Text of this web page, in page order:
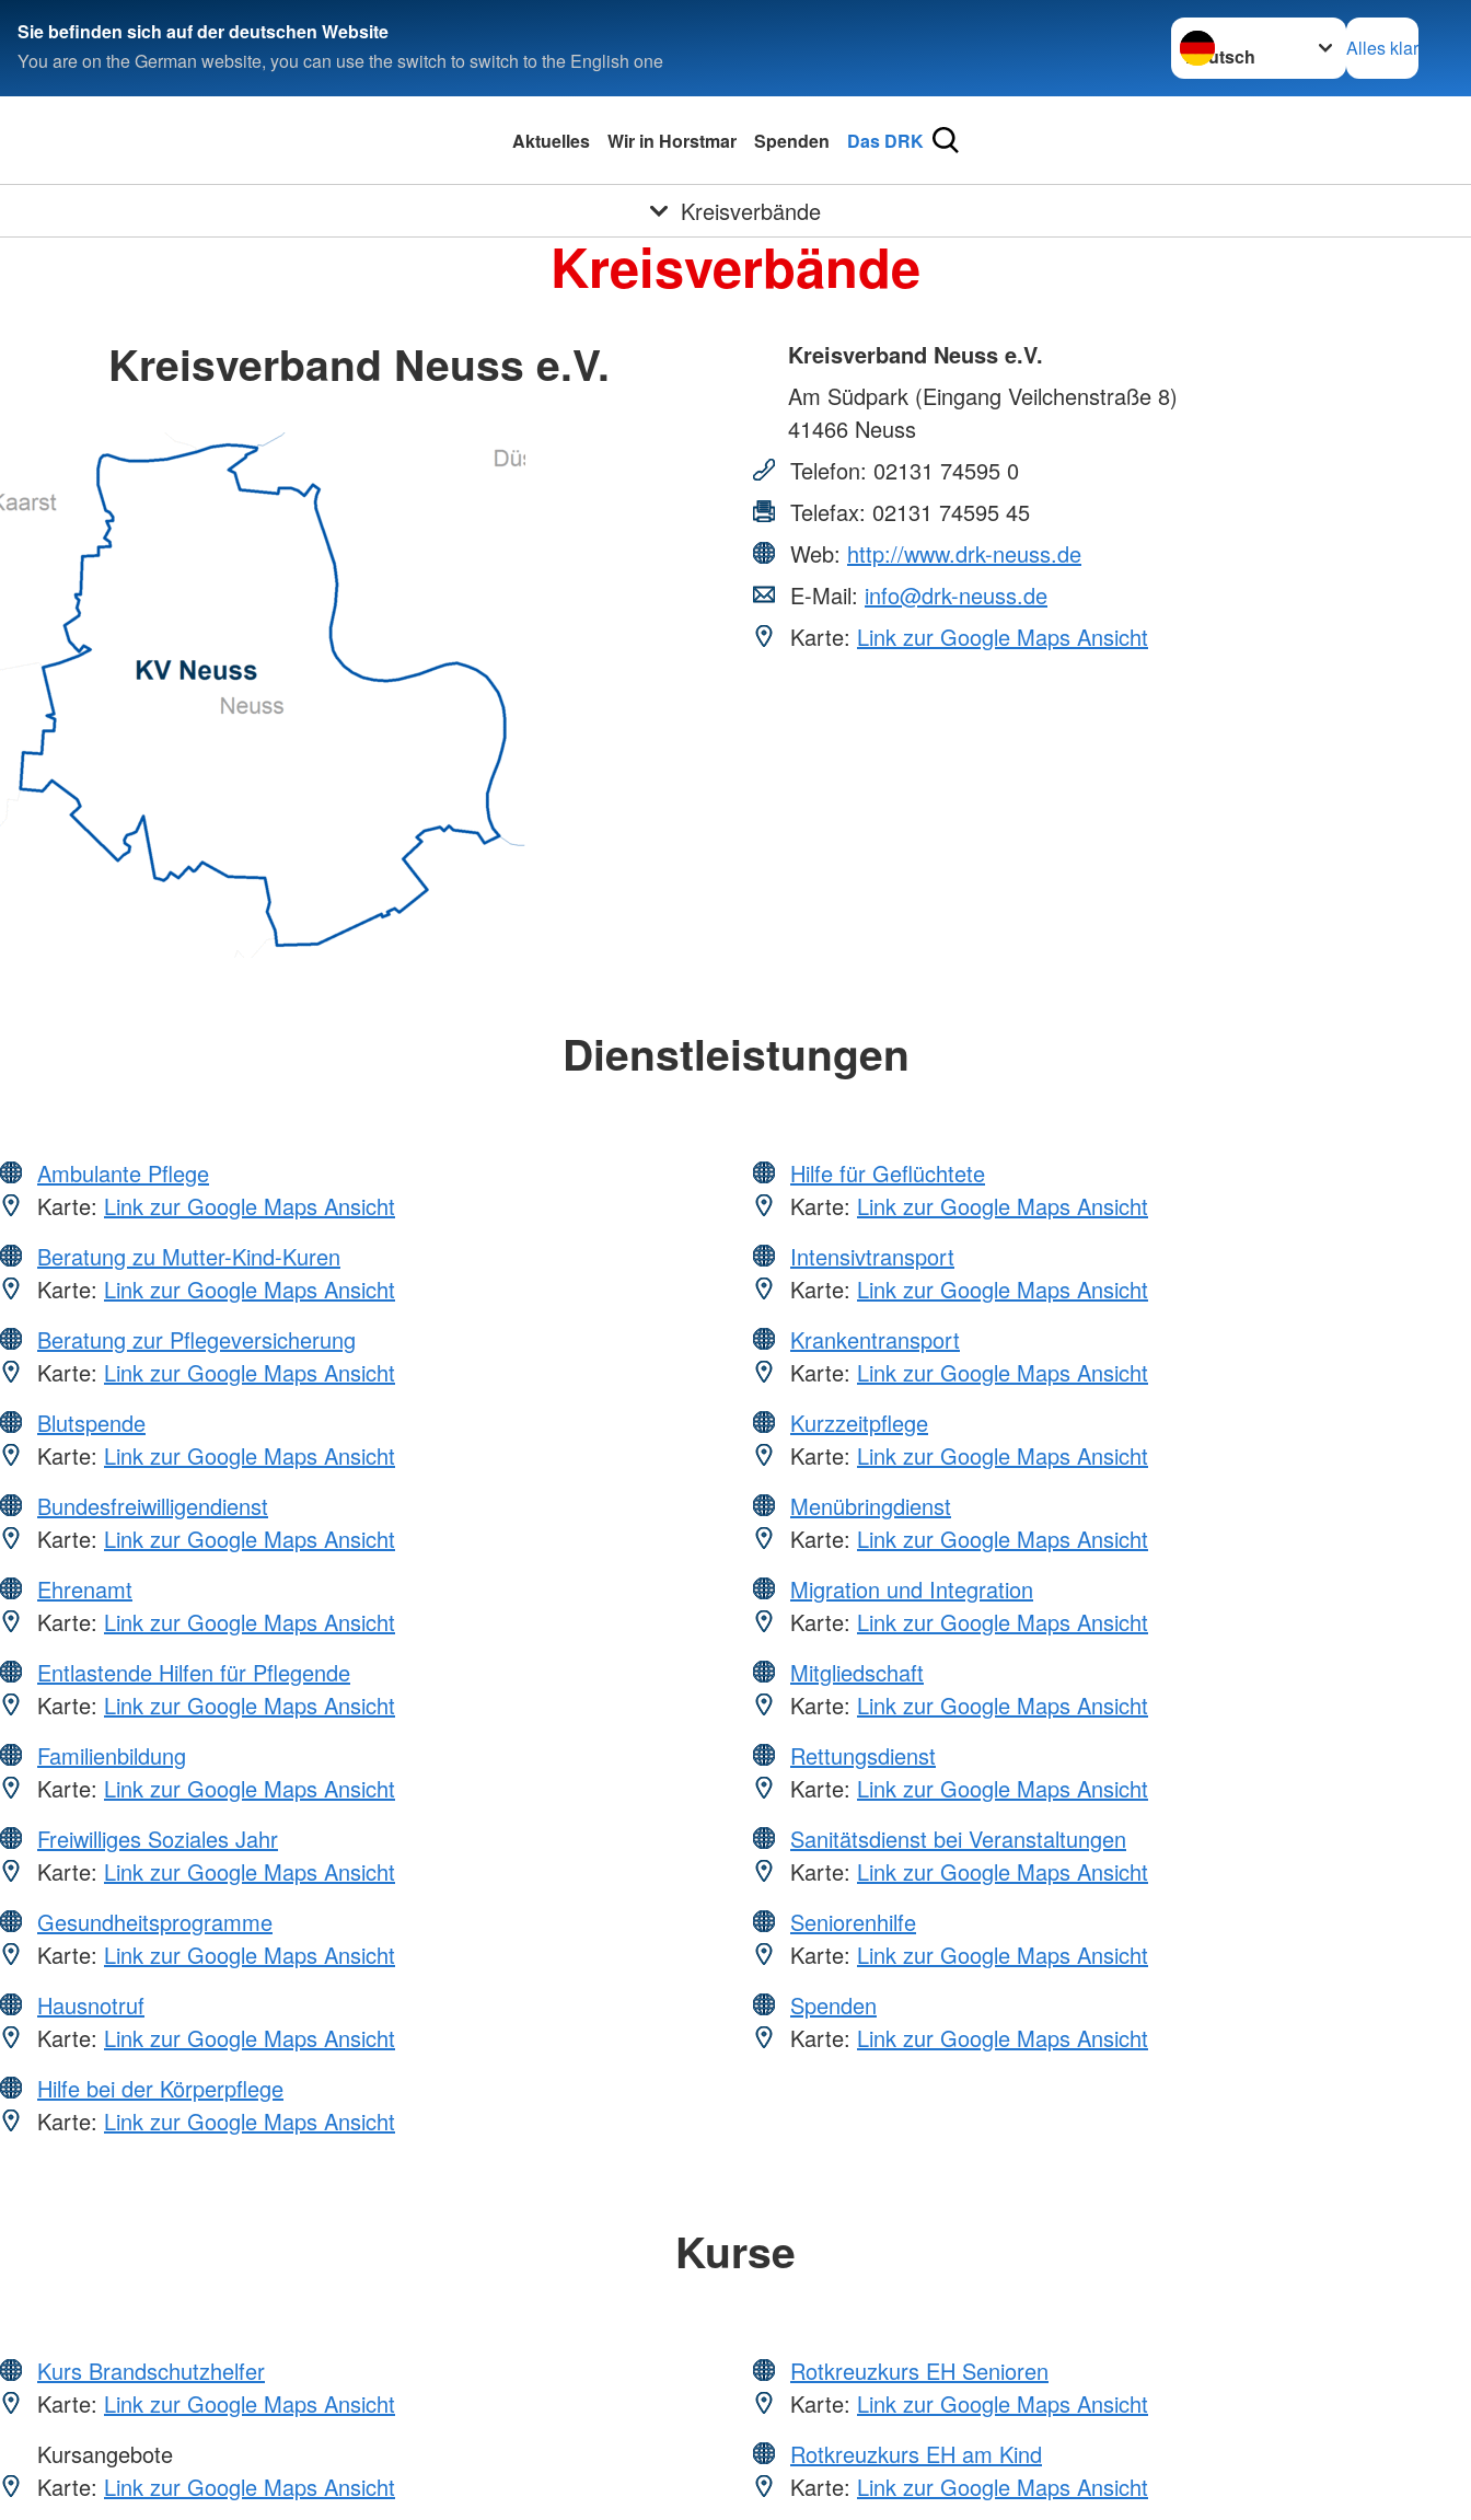
Sie befinden sich auf der deutschen Website
You are on the German website, you can use the switch to switch to the English one
Sprache wechseln zu
Alles klar
Aktuelles Wir in Horstmar Spenden Das DRK
Kreisverbände
Kreisverbände
Kreisverband Neuss e.V.
Kreisverband Neuss e.V.
Am Südpark (Eingang Veilchenstraße 8)
41466 Neuss
Telefon: 02131 74595 0
Telefax: 02131 74595 45
Web: http://www.drk-neuss.de
E-Mail: info@drk-neuss.de
Karte: Link zur Google Maps Ansicht
Dienstleistungen
Ambulante Pflege
Karte: Link zur Google Maps Ansicht
Beratung zu Mutter-Kind-Kuren
Karte: Link zur Google Maps Ansicht
Beratung zur Pflegeversicherung
Karte: Link zur Google Maps Ansicht
Blutspende
Karte: Link zur Google Maps Ansicht
Bundesfreiwilligendienst
Karte: Link zur Google Maps Ansicht
Ehrenamt
Karte: Link zur Google Maps Ansicht
Entlastende Hilfen für Pflegende
Karte: Link zur Google Maps Ansicht
Familienbildung
Karte: Link zur Google Maps Ansicht
Freiwilliges Soziales Jahr
Karte: Link zur Google Maps Ansicht
Gesundheitsprogramme
Karte: Link zur Google Maps Ansicht
Hausnotruf
Karte: Link zur Google Maps Ansicht
Hilfe bei der Körperpflege
Karte: Link zur Google Maps Ansicht
Hilfe für Geflüchtete
Karte: Link zur Google Maps Ansicht
Intensivtransport
Karte: Link zur Google Maps Ansicht
Krankentransport
Karte: Link zur Google Maps Ansicht
Kurzzeitpflege
Karte: Link zur Google Maps Ansicht
Menübringdienst
Karte: Link zur Google Maps Ansicht
Migration und Integration
Karte: Link zur Google Maps Ansicht
Mitgliedschaft
Karte: Link zur Google Maps Ansicht
Rettungsdienst
Karte: Link zur Google Maps Ansicht
Sanitätsdienst bei Veranstaltungen
Karte: Link zur Google Maps Ansicht
Seniorenhilfe
Karte: Link zur Google Maps Ansicht
Spenden
Karte: Link zur Google Maps Ansicht
Kurse
Kurs Brandschutzhelfer
Karte: Link zur Google Maps Ansicht
Kursangebote
Karte: Link zur Google Maps Ansicht
Rotkreuzkurs EH Senioren
Karte: Link zur Google Maps Ansicht
Rotkreuzkurs EH am Kind
Karte: Link zur Google Maps Ansicht